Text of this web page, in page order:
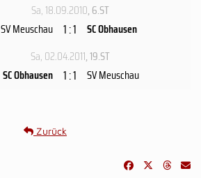
Sa, 18.09.2010, 6.ST
SV Meuschau 1 : 1
SC Obhausen
Sa, 02.04.2011, 19.ST
SC Obhausen 1 : 1 SV Meuschau
Zurück